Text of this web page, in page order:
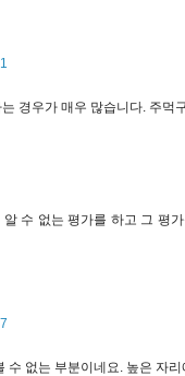
경우가 매우 많습니다. 주
수 없는 평가를 하고 그 평
수 없는 부분이네요. 높은 자